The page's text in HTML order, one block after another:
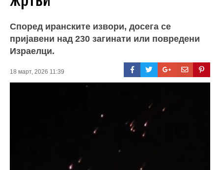
Според иранските извори, досега се
пријавени над 230 загинати или повредени
Израелци.
18 март, 2026 11:39